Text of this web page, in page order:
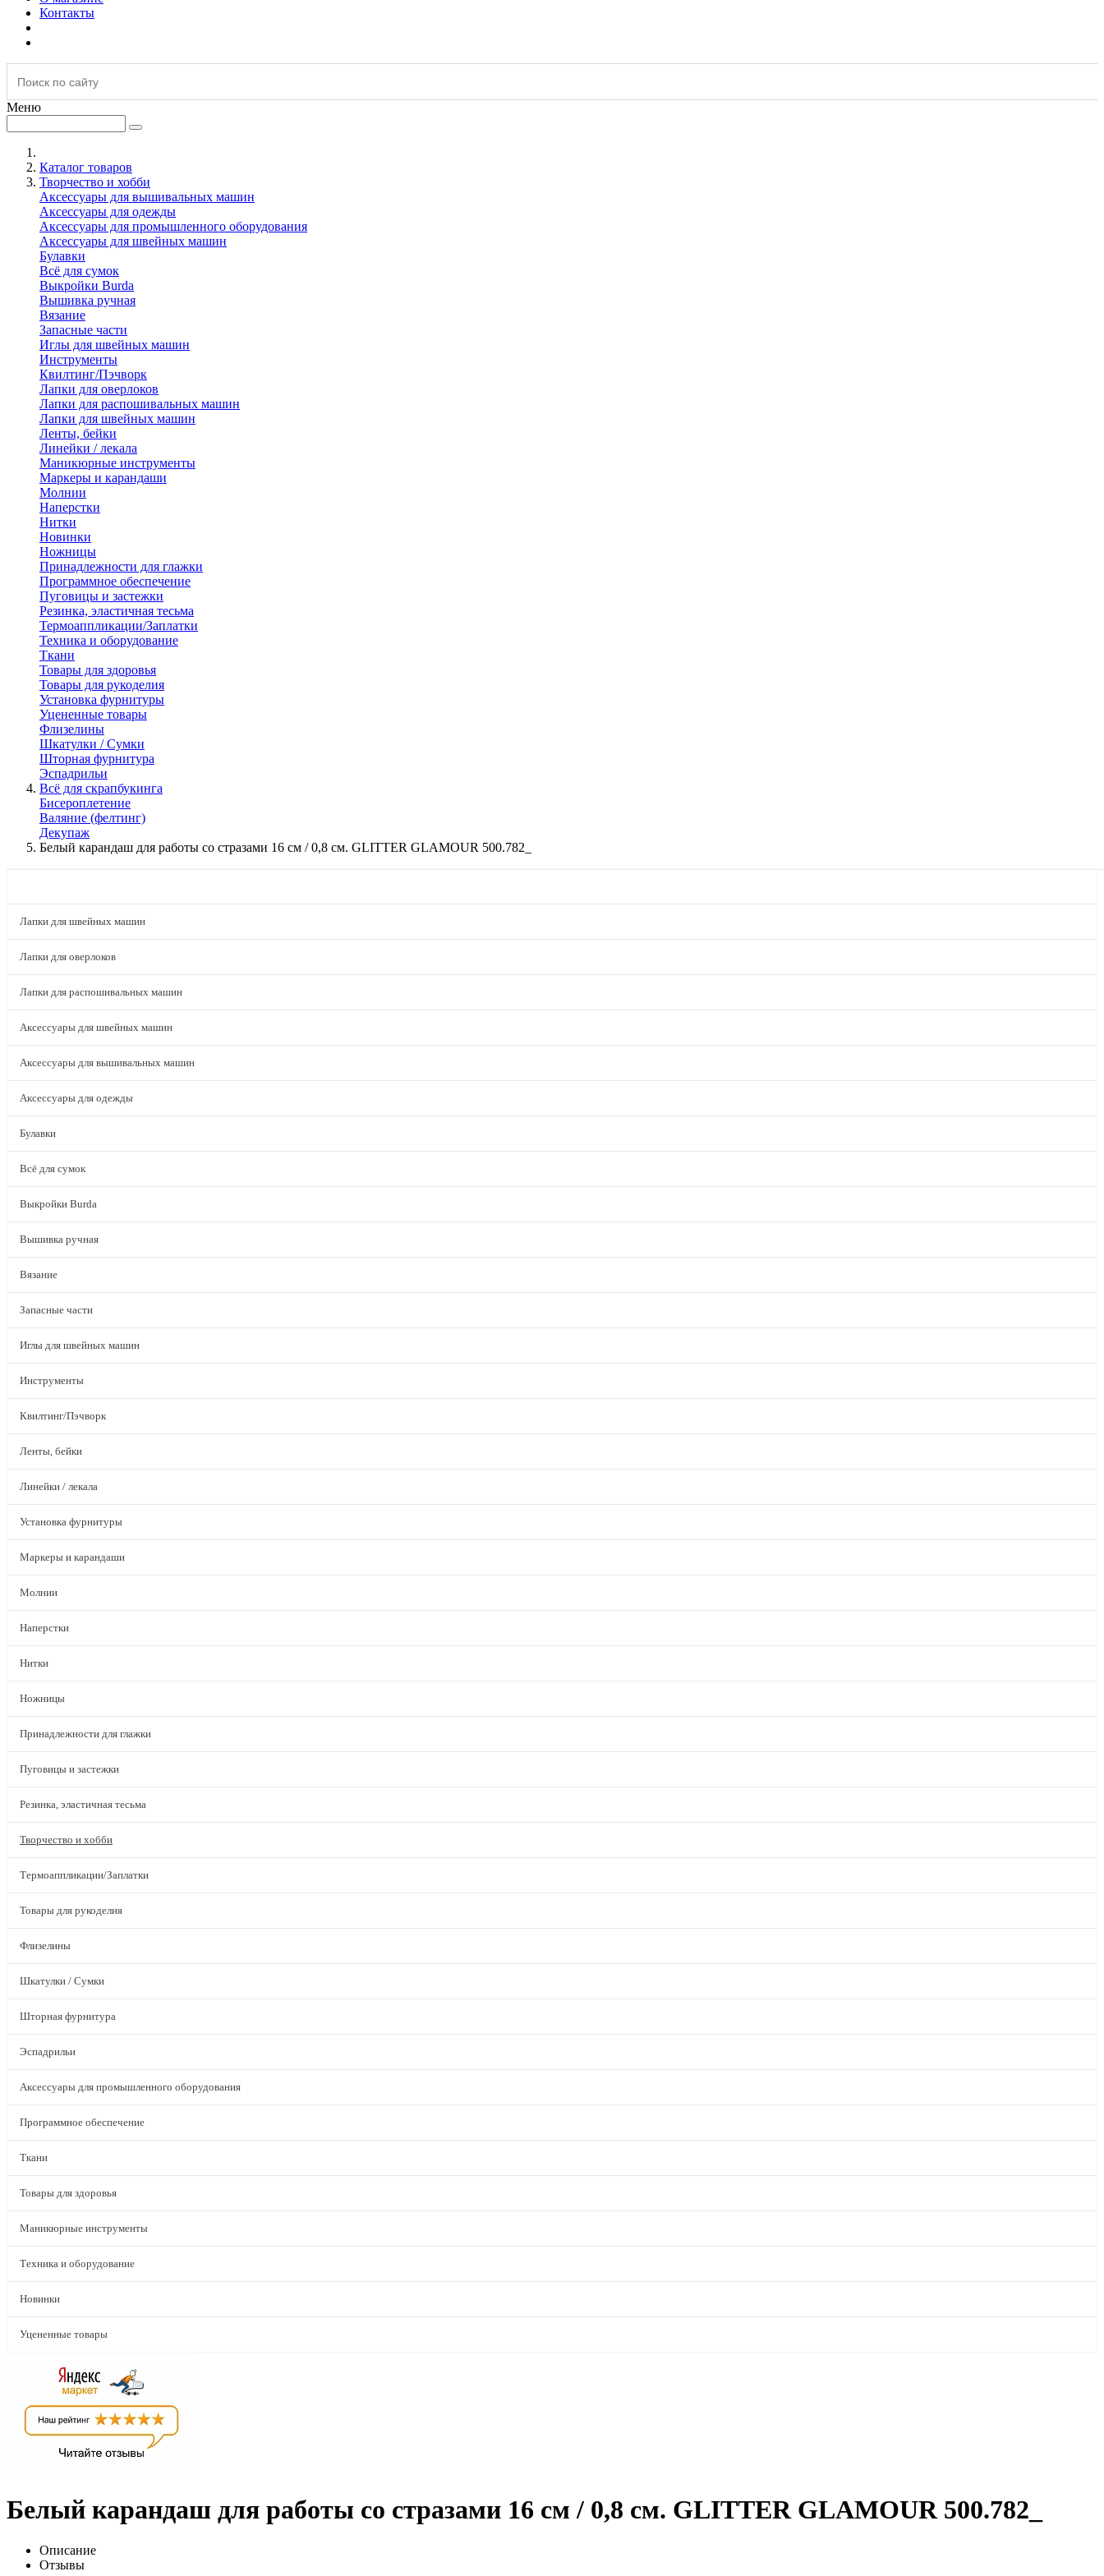
Контакты
Меню
Каталог товаров
Творчество и хобби
Аксессуары для вышивальных машин
Аксессуары для одежды
Аксессуары для промышленного оборудования
Аксессуары для швейных машин
Булавки
Всё для сумок
Выкройки Burda
Вышивка ручная
Вязание
Запасные части
Иглы для швейных машин
Инструменты
Квилтинг/Пэчворк
Лапки для оверлоков
Лапки для распошивальных машин
Лапки для швейных машин
Ленты, бейки
Линейки / лекала
Маникюрные инструменты
Маркеры и карандаши
Молнии
Наперстки
Нитки
Новинки
Ножницы
Принадлежности для глажки
Программное обеспечение
Пуговицы и застежки
Резинка, эластичная тесьма
Термоаппликации/Заплатки
Техника и оборудование
Ткани
Товары для здоровья
Товары для рукоделия
Установка фурнитуры
Уцененные товары
Флизелины
Шкатулки / Сумки
Шторная фурнитура
Эспадрильи
Всё для скрапбукинга
Бисероплетение
Валяние (фелтинг)
Декупаж
Белый карандаш для работы со стразами 16 см / 0,8 см. GLITTER GLAMOUR 500.782_
Лапки для швейных машин
Лапки для оверлоков
Лапки для распошивальных машин
Аксессуары для швейных машин
Аксессуары для вышивальных машин
Аксессуары для одежды
Булавки
Всё для сумок
Выкройки Burda
Вышивка ручная
Вязание
Запасные части
Иглы для швейных машин
Инструменты
Квилтинг/Пэчворк
Ленты, бейки
Линейки / лекала
Установка фурнитуры
Маркеры и карандаши
Молнии
Наперстки
Нитки
Ножницы
Принадлежности для глажки
Пуговицы и застежки
Резинка, эластичная тесьма
Творчество и хобби
Термоаппликации/Заплатки
Товары для рукоделия
Флизелины
Шкатулки / Сумки
Шторная фурнитура
Эспадрильи
Аксессуары для промышленного оборудования
Программное обеспечение
Ткани
Товары для здоровья
Маникюрные инструменты
Техника и оборудование
Новинки
Уцененные товары
Белый карандаш для работы со стразами 16 см / 0,8 см. GLITTER GLAMOUR 500.782_
Описание
Отзывы